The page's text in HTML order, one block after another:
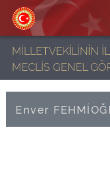
MİLLETVEKİLİNİN
MECLİS GENEL
Enver